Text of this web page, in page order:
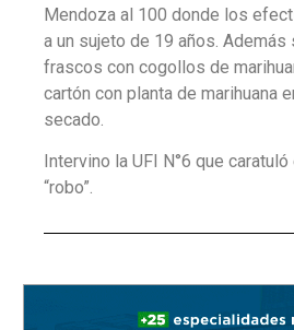
Mendoza al 100 donde los
a un sujeto de 19 años.
frascos con cogollos de
cartón con planta de marihuana
secado.
Intervino la UFI N°6 que
“robo”.